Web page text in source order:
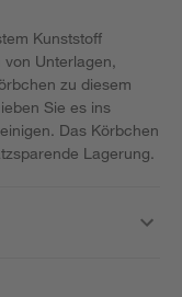
Kunststoff
Unterlagen,
zu diesem
Sie es ins
Das Körbchen
Lagerung.